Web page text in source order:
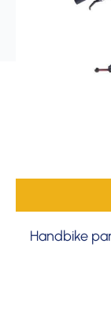
Handbike